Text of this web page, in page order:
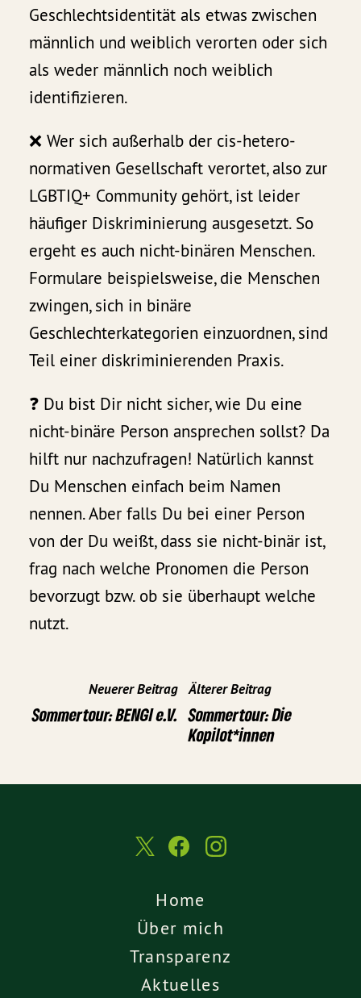
Geschlechtsidentität als etwas zwischen
männlich und weiblich verorten oder sich
als weder männlich noch weiblich
identifizieren.
❌ Wer sich außerhalb der cis-hetero-
normativen Gesellschaft verortet, also zur
LGBTIQ+ Community gehört, ist leider
häufiger Diskriminierung ausgesetzt. So
ergeht es auch nicht-binären Menschen.
Formulare beispielsweise, die Menschen
zwingen, sich in binäre
Geschlechterkategorien einzuordnen, sind
Teil einer diskriminierenden Praxis.
❓ Du bist Dir nicht sicher, wie Du eine
nicht-binäre Person ansprechen sollst? Da
hilft nur nachzufragen! Natürlich kannst
Du Menschen einfach beim Namen
nennen. Aber falls Du bei einer Person
von der Du weißt, dass sie nicht-binär ist,
frag nach welche Pronomen die Person
bevorzugt bzw. ob sie überhaupt welche
nutzt.
Neuerer Beitrag
Sommertour: BENGI e.V.
Älterer Beitrag
Sommertour: Die
Kopilot*innen
Home
Über mich
Transparenz
Aktuelles